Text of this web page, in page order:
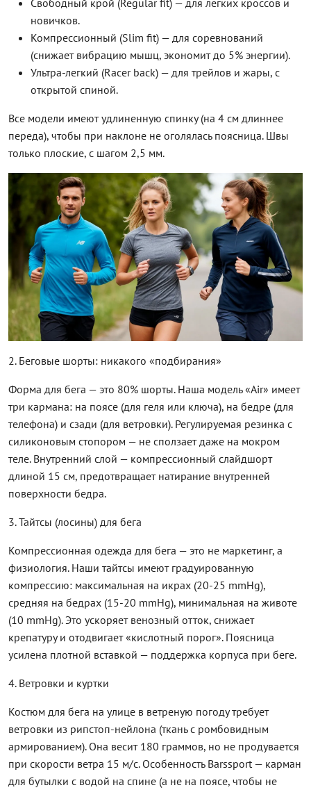
новичков.
Компрессионный (Slim fit) — для соревнований
(снижает вибрацию мышц, экономит до 5% энергии).
Ультра-легкий (Racer back) — для трейлов и жары, с
открытой спиной.
Все модели имеют удлиненную спинку (на 4 см длиннее
переда), чтобы при наклоне не оголялась поясница. Швы
только плоские, с шагом 2,5 мм.
2. Беговые шорты: никакого «подбирания»
Форма для бега — это 80% шорты. Наша модель «Air» имеет
три кармана: на поясе (для геля или ключа), на бедре (для
телефона) и сзади (для ветровки). Регулируемая резинка с
силиконовым стопором — не сползает даже на мокром
теле. Внутренний слой — компрессионный слайдшорт
длиной 15 см, предотвращает натирание внутренней
поверхности бедра.
3. Тайтсы (лосины) для бега
Компрессионная одежда для бега — это не маркетинг, а
физиология. Наши тайтсы имеют градуированную
компрессию: максимальная на икрах (20-25 mmHg),
средняя на бедрах (15-20 mmHg), минимальная на животе
(10 mmHg). Это ускоряет венозный отток, снижает
крепатуру и отодвигает «кислотный порог». Поясница
усилена плотной вставкой — поддержка корпуса при беге.
4. Ветровки и куртки
Костюм для бега на улице в ветреную погоду требует
ветровки из рипстоп-нейлона (ткань с ромбовидным
армированием). Она весит 180 граммов, но не продувается
при скорости ветра 15 м/с. Особенность Barssport — карман
для бутылки с водой на спине (а не на поясе, чтобы не